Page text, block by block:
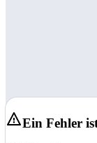
Ein Fehler